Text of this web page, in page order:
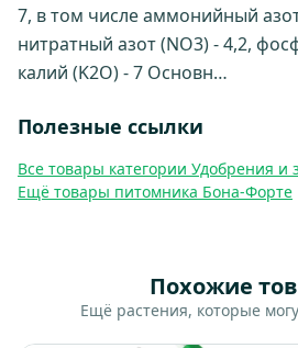
7, в том числе аммонийный
нитратный азот (NO3) - 4,2,
калий (K2O) - 7 Основн…
Полезные ссылки
Все товары категории Удобрения и
Ещё товары питомника Бона-Форте
Похожие
Ещё растения, которые